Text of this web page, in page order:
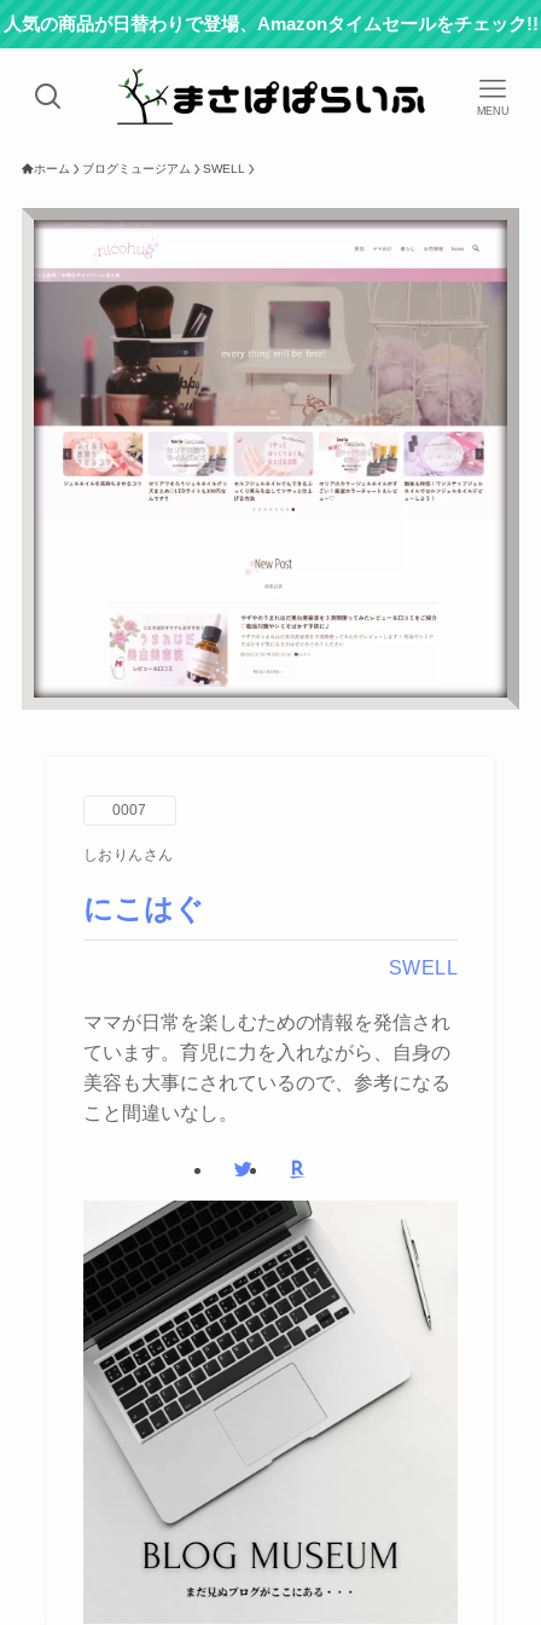
人気の商品が日替わりで登場、Amazonタイムセールをチェック!!
MENU
ホーム ブログミュージアム SWELL
0007
しおりんさん
にこはぐ
SWELL
ママが日常を楽しむための情報を発信され
ています。育児に力を入れながら、自身の
美容も大事にされているので、参考になる
こと間違いなし。